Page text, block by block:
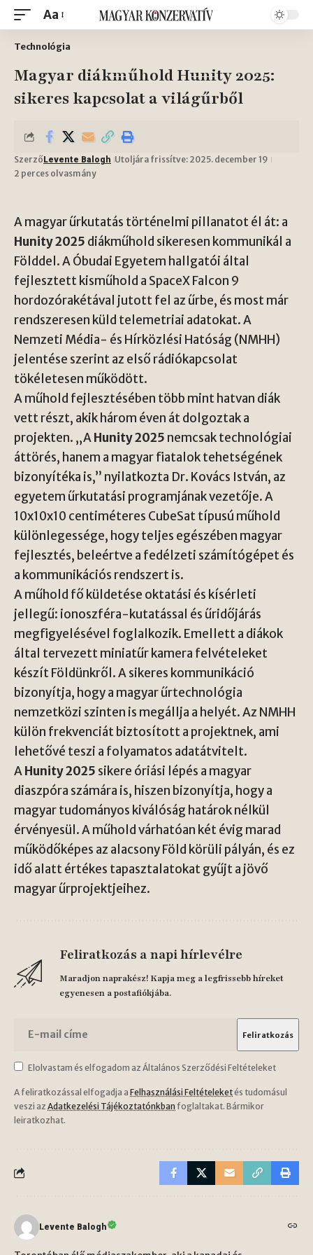
Aa
Technológia
Magyar diákműhold Hunity 2025:
sikeres kapcsolat a világűrből
Szerző Levente Balogh Utoljára frissítve: 2025. december 19
2 perces olvasmány
A magyar űrkutatás történelmi pillanatot él át: a
Hunity 2025 diákműhold sikeresen kommunikál a
Földdel. A Óbudai Egyetem hallgatói által
fejlesztett kisműhold a SpaceX Falcon 9
hordozórakétával jutott fel az űrbe, és most már
rendszeresen küld telemetriai adatokat. A
Nemzeti Média- és Hírközlési Hatóság (NMHH)
jelentése szerint az első rádiókapcsolat
tökéletesen működött.
A műhold fejlesztésében több mint hatvan diák
vett részt, akik három éven át dolgoztak a
projekten. „AHunity 2025 nemcsak technológiai
áttörés, hanem a magyar fiatalok tehetségének
bizonyítéka is,” nyilatkozta Dr. Kovács István, az
egyetem űrkutatási programjának vezetője. A
10x10x10 centiméteres CubeSat típusú műhold
különlegessége, hogy teljes egészében magyar
fejlesztés, beleértve a fedélzeti számítógépet és
a kommunikációs rendszert is.
A műhold fő küldetése oktatási és kísérleti
jellegű: ionoszféra-kutatással és űridőjárás
megfigyelésével foglalkozik. Emellett a diákok
által tervezett miniatűr kamera felvételeket
készít Földünkről. A sikeres kommunikáció
bizonyítja, hogy a magyar űrtechnológia
nemzetközi szinten is megállja a helyét. Az NMHH
külön frekvenciát biztosított a projektnek, ami
lehetővé teszi a folyamatos adatátvitelt.
AHunity 2025 sikere óriási lépés a magyar
diaszpóra számára is, hiszen bizonyítja, hogy a
magyar tudományos kiválóság határok nélkül
érvényesül. A műhold várhatóan két évig marad
működőképes az alacsony Föld körüli pályán, és ez
idő alatt értékes tapasztalatokat gyűjt a jövő
magyar űrprojektjeihez.
Feliratkozás a napi hírlevélre
Maradjon naprakész! Kapja meg a legfrissebb híreket
egyenesen a postafiókjába.
Elolvastam és elfogadom az Általános Szerződési Feltételeket
A feliratkozással elfogadja a Felhasználási Feltételeketés tudomásul
veszi az Adatkezelési Tájékoztatónkban foglaltakat. Bármikor
leiratkozhat.
Levente Balogh